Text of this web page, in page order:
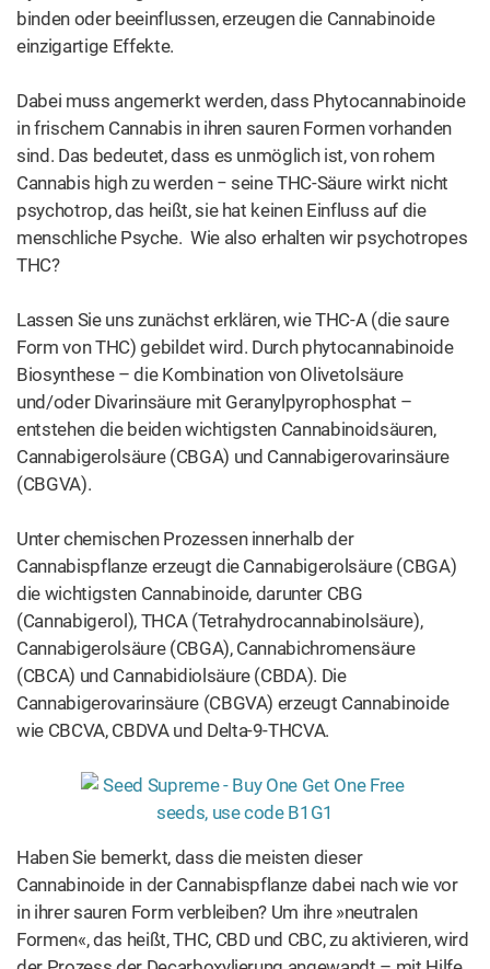
Cannabigerolsäure (CBGA) und Cannabigerovarinsäure
(CBGVA).
Unter chemischen Prozessen innerhalb der
Cannabispflanze erzeugt die Cannabigerolsäure (CBGA)
die wichtigsten Cannabinoide, darunter CBG
(Cannabigerol), THCA (Tetrahydrocannabinolsäure),
Cannabigerolsäure (CBGA), Cannabichromensäure
(CBCA) und Cannabidiolsäure (CBDA). Die
Cannabigerovarinsäure (CBGVA) erzeugt Cannabinoide
Haben Sie bemerkt, dass die meisten dieser
Cannabinoide in der Cannabispflanze dabei nach wie vor
in ihrer sauren Form verbleiben? Um ihre »neutralen
der Prozess der Decarboxylierung angewandt – mit Hilfe
von Wärme, Licht oder Langzeitspeicherung wird CO2
entzogen und THCA in THC verwandelt. Wenn Sie Ihr
Cannabis also rauchen oder kochen, verwandelt die Hitze
CBDA zu CBD und Sie kommen in den Genuss von allen
Vorteilen der Pflanze.
Was ist THC? Die wichtigste Substanz
von Cannabis
therapeutischen Zusammenhang in Verruf
kommt − weil es seine Konsumenten »high« macht bzw.
einen Rausch verursacht.